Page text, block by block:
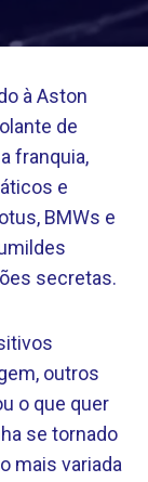
à Aston
de
franquia,
e
BMWs e
secretas.
outros
o que quer
se tornado
mais variada